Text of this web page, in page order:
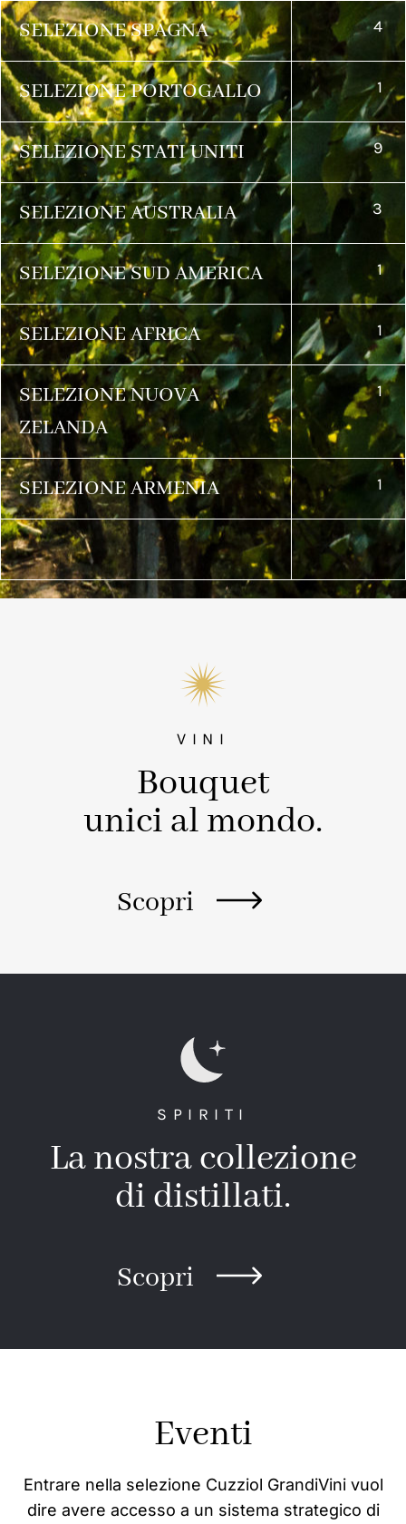
SELEZIONE SPAGNA 4
SELEZIONE PORTOGALLO 1
SELEZIONE STATI UNITI 9
SELEZIONE AUSTRALIA 3
SELEZIONE SUD AMERICA 1
SELEZIONE AFRICA 1
SELEZIONE NUOVA
ZELANDA
1
SELEZIONE ARMENIA 1
VINI
Bouquet
unici al mondo.
Scopri
SPIRITI
La nostra collezione
di distillati.
Scopri
Eventi
Entrare nella selezione Cuzziol GrandiVini vuol
dire avere accesso a un sistema strategico di